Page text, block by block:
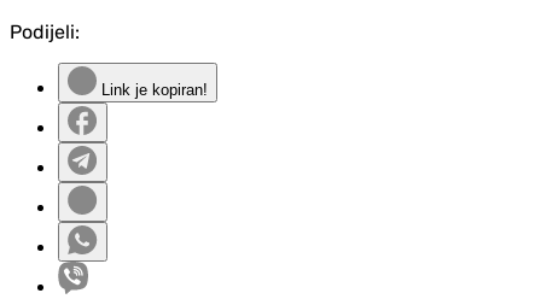
Podijeli:
Link je kopiran!